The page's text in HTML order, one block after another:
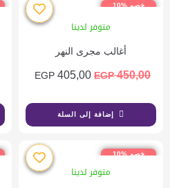
خصم %10
متوفر لدينا
أغالب مجرى النهر
450,00
EGP
405,00
EGP
إضافة إلى السلة
خصم %10
متوفر لدينا